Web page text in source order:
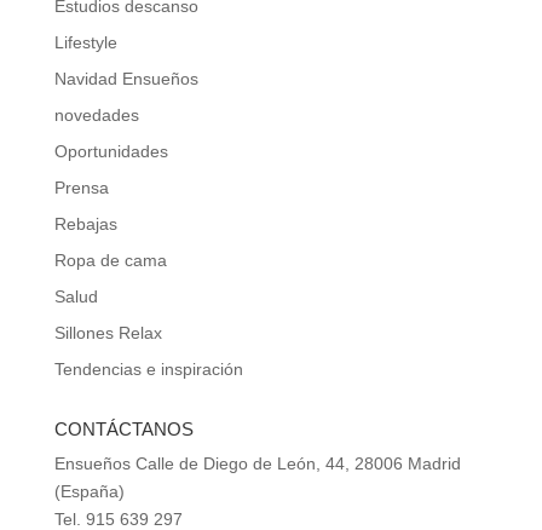
Estudios descanso
Lifestyle
Navidad Ensueños
novedades
Oportunidades
Prensa
Rebajas
Ropa de cama
Salud
Sillones Relax
Tendencias e inspiración
CONTÁCTANOS
Ensueños Calle de Diego de León, 44, 28006 Madrid
(España)
Tel. 915 639 297